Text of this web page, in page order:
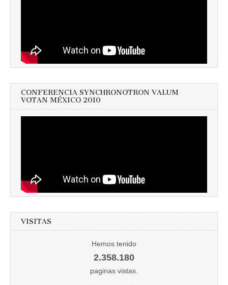
CONFERENCIA SYNCHRONOTRON VALUM
VOTAN MÉXICO 2010
VISITAS
Hemos tenido
2.358.180
paginas vistas.